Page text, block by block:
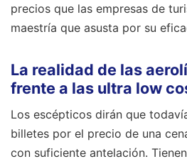
precios que las empresas de
maestría que asusta por su
La realidad de las
frente a las ultra low
Los escépticos dirán que
billetes por el precio de una
con suficiente antelación.